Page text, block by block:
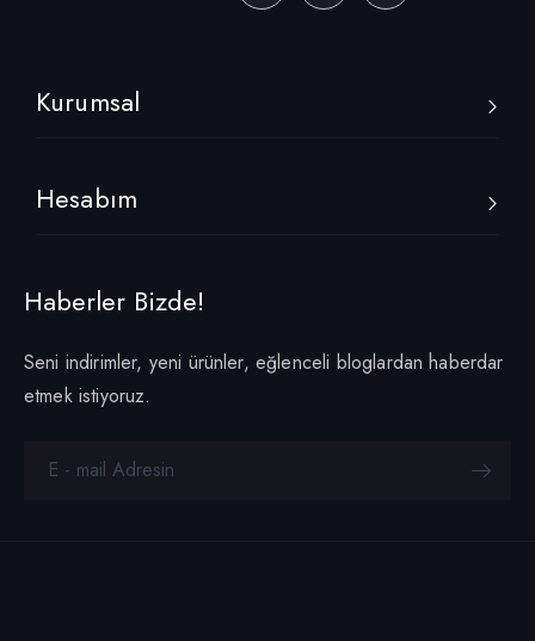
Kurumsal
Hesabım
Haberler Bizde!
Seni indirimler, yeni ürünler, eğlenceli bloglardan haberdar
etmek istiyoruz.